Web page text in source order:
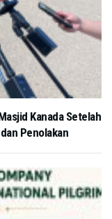
Kanada Setelah
Penolakan